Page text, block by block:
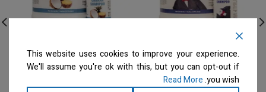
ילד יפה – דילול 50:1
Pretty Boy
שמפו
קאבנת קוקוס – דילול 50:1
Coconut Cabana
שמפו
This website uses cookies to improve your experience.
We'll assume you're ok with this, but you can opt-out if
you wish.
Read More